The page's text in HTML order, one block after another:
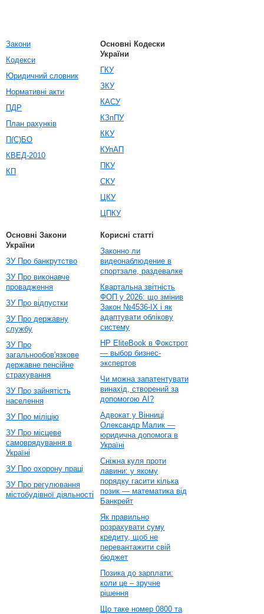
Закони
Кодекси
Юридичний словник
Нормативні акти
ПДР
План рахунків
П(С)БО
КВЕД-2010
КП
Основні Кодески
України
ГКУ
ЗКУ
КАСУ
КЗпПУ
ККУ
КУпАП
ПКУ
СКУ
ЦКУ
ЦПКУ
Основні Закони
України
ЗУ Про банкрутство
ЗУ Про виконавче
провадження
ЗУ Про відпустки
ЗУ Про державну
службу
ЗУ Про
загальнообов'язкове
державне пенсійне
страхування
ЗУ Про зайнятість
населення
ЗУ Про міліцію
ЗУ Про місцеве
самоврядування в
Україні
ЗУ Про охорону праці
ЗУ Про регулювання
містобудівної діяльності
Корисні статті
Законно ли
видеонаблюдение в
спортзале, раздевалке
Квартальна звітність
ФОП у 2026: що змінив
Закон №4536-IX і як
адаптувати облікову
систему
HP EliteBook в Фокстрот
— выбор бизнес-
экспертов
Чи можна запатентувати
винахід, створений за
допомогою AI?
Адвокат у Вінниці
Олександр Малик —
юридична допомога в
Україні
Сніжна куля проти
лавини: у якому
порядку гасити кілька
позик — математика від
Банкрейт
Як правильно
розрахувати суму
кредиту, щоб не
перевантажити свій
бюджет
Позика до зарплати:
коли це – зручне
рішення
Що таке номер 0800 та